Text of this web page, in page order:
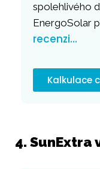
spolehlivého
EnergoSolar
recenzi…
Kalkulace
4. SunExtra